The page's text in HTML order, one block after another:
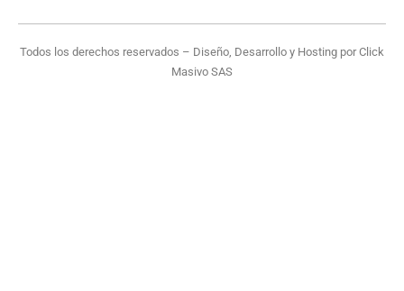
Todos los derechos reservados – Diseño, Desarrollo y Hosting porClick
Masivo SAS